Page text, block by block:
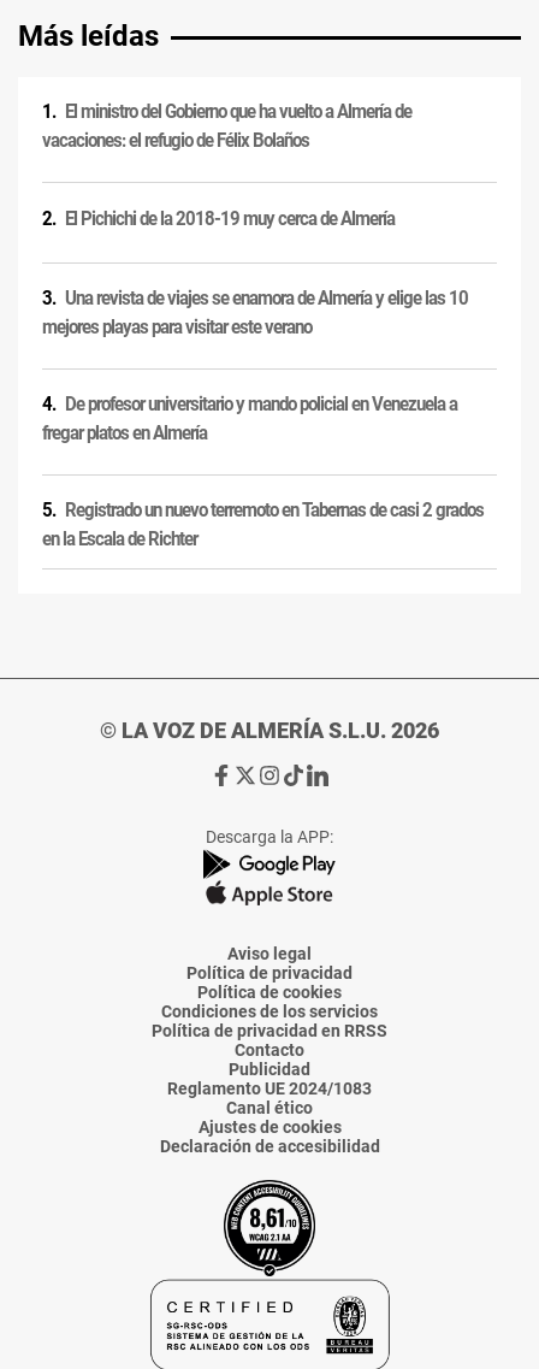
Más leídas
El ministro del Gobierno que ha vuelto a Almería de
vacaciones: el refugio de Félix Bolaños
El Pichichi de la 2018-19 muy cerca de Almería
Una revista de viajes se enamora de Almería y elige las 10
mejores playas para visitar este verano
De profesor universitario y mando policial en Venezuela a
fregar platos en Almería
Registrado un nuevo terremoto en Tabernas de casi 2 grados
en la Escala de Richter
© LA VOZ DE ALMERÍA S.L.U. 2026
Ir
de
La
Voz
Almería
Ir
de
La
Voz
Almería
Ir
de
La
Voz
Almería
Ir
de
La
Voz
Almería
Ir
de
La
Voz
Descarga la APP:
Aviso legal
Política de privacidad
Política de cookies
Condiciones de los servicios
Política de privacidad en RRSS
Contacto
Publicidad
Reglamento UE 2024/1083
Canal ético
Ajustes de cookies
Declaración de accesibilidad